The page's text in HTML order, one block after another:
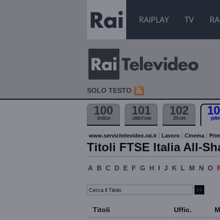
RAIPLAY TV
SOLO TESTO
100
indice
101
ultim'ora
102
24 ore
www.servizitelevideo.rai.it Lavoro Cinema
Titoli FTSE Italia All-
A B C D E F G H I J K L M N O
Titoli Uffic.